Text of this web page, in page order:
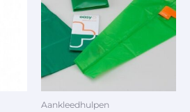
Aankleedhulpen